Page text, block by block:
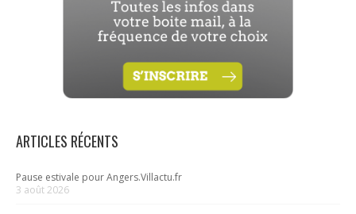
ARTICLES RÉCENTS
Pause estivale pour Angers.Villactu.fr
3 août 2026